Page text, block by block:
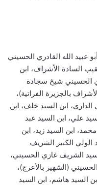
عبيد الله القادري الحسيني
السادة الأشراف، ابن
الحسيني شيخ سجادة
بالجزيرة الفراتية)،
ابن السيد خلف، ابن
علي، ابن السيد عبد
ابن السيد زيد، ابن
الولي الكبير الشريف
الشريف غازي الحسيني،
(الشهير بالأعرج)،
السيد هاشم، ابن السيد